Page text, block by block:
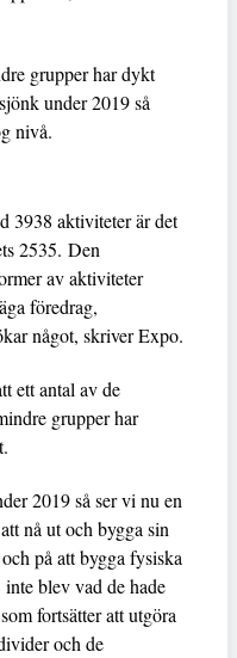
grupper har dykt
under 2019 så
nivå.
3938 aktiviteter är det
2535. Den
av aktiviteter
föredrag,
något, skriver Expo.
ett antal av de
grupper har
2019 så ser vi nu en
nå ut och bygga sin
på att bygga fysiska
blev vad de hade
fortsätter att utgöra
och de